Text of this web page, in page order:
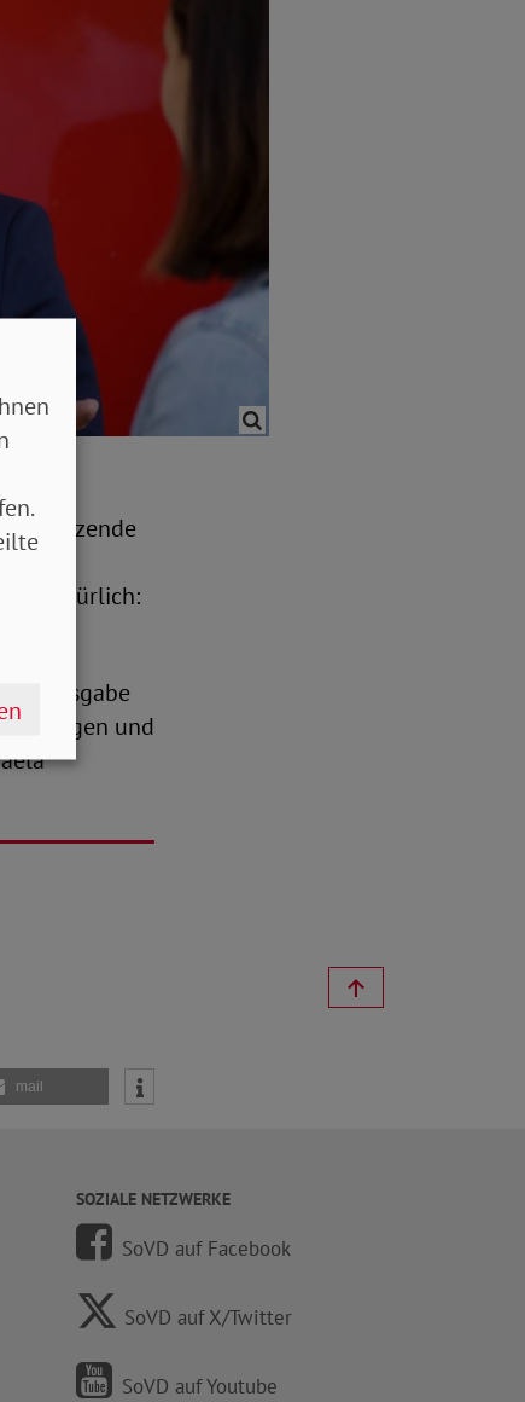
natürlich:
Ausgabe
und
mail
SOZIALE NETZWERKE
SoVD auf Facebook
SoVD auf X/Twitter
SoVD auf Youtube